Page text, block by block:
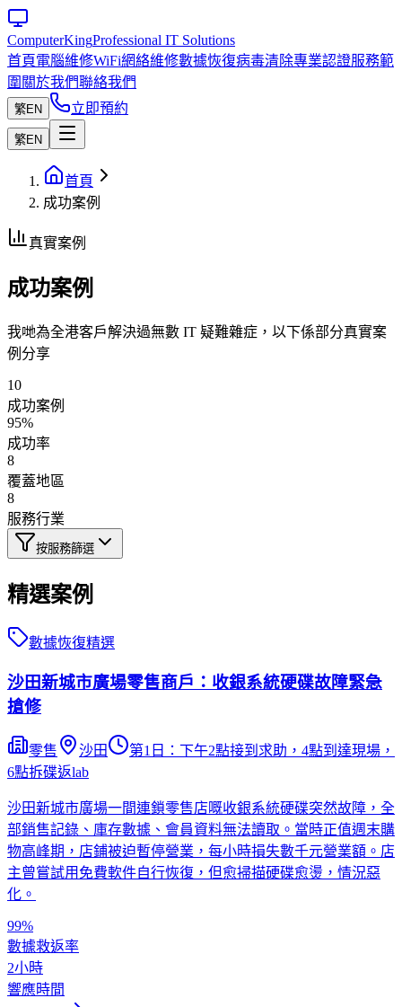
ComputerKingProfessional IT Solutions
首頁電腦維修WiFi網絡維修數據恢復病毒清除專業認證服務範
圍 關於我們聯絡我們
繁EN 立即預約
繁EN
首頁
成功案例
真實案例
成功案例
我哋為全港客戶解決過無數 IT 疑難雜症，以下係部分真實案
例分享
10
成功案例
95%
成功率
8
覆蓋地區
8
服務行業
按服務篩選
精選案例
數據恢復精選
沙田新城市廣場零售商戶：收銀系統硬碟故障緊急
搶修
零售 沙田
第1日：下午2點接到求助，4點到達現場，
6點拆碟返lab
沙田新城市廣場一間連鎖零售店嘅收銀系統硬碟突然故障，全
部銷售記錄、庫存數據、會員資料無法讀取。當時正值週末購
物高峰期，店鋪被迫暫停營業，每小時損失數千元營業額。店
主曾嘗試用免費軟件自行恢復，但愈掃描硬碟愈燙，情況惡
化。
99%
數據救返率
2小時
響應時間